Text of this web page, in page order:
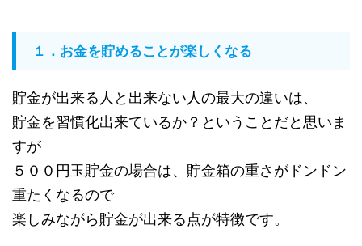
１．お金を貯めることが楽しくなる
貯金が出来る人と出来ない人の最大の違いは、
貯金を習慣化出来ているか？ということだと思いま
すが
５００円玉貯金の場合は、貯金箱の重さがドンドン
重たくなるので
楽しみながら貯金が出来る点が特徴です。